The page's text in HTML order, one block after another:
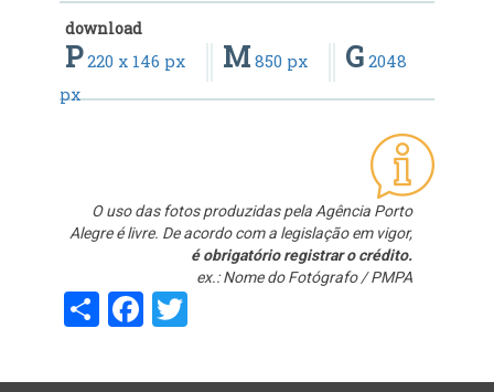
download
P220 x 146 px M 850 px G 2048
px
O uso das fotos produzidas pela Agência Porto
Alegre é livre. De acordo com a legislação em vigor,
é obrigatório registrar o crédito.
ex.: Nome do Fotógrafo / PMPA
ShareFacebook